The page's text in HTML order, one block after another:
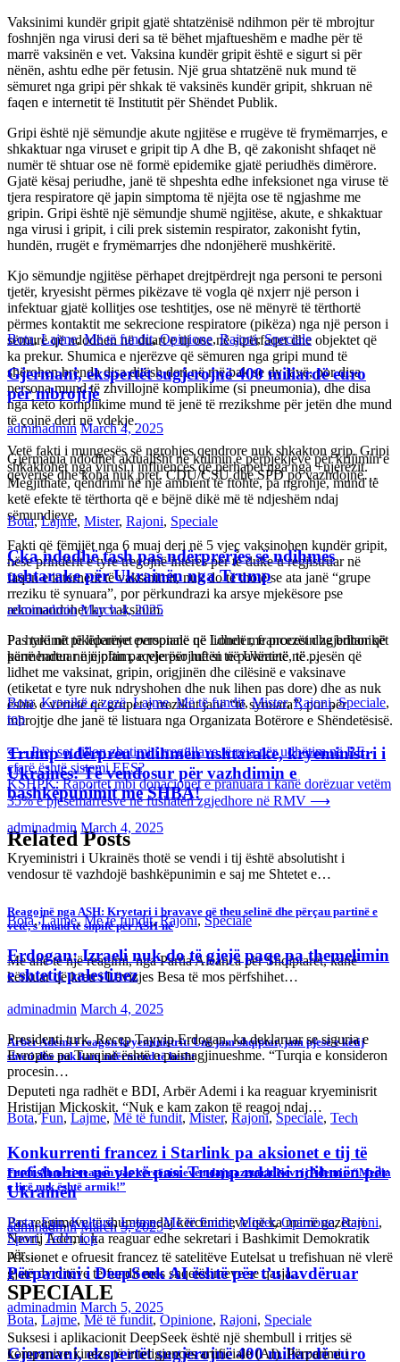
Vaksinimi kundër gripit gjatë shtatzënisë ndihmon për të mbrojtur
foshnjën nga virusi deri sa të bëhet mjaftueshëm e madhe për të
marrë vaksinën e vet. Vaksina kundër gripit është e sigurt si për
nënën, ashtu edhe për fetusin. Një grua shtatzënë nuk mund të
sëmuret nga gripi për shkak të vaksinës kundër gripit, shkruan në
faqen e internetit të Institutit për Shëndet Publik.
Gripi është një sëmundje akute ngjitëse e rrugëve të frymëmarrjes, e
shkaktuar nga viruset e gripit tip A dhe B, që zakonisht shfaqet në
numër të shtuar ose në formë epidemike gjatë periudhës dimërore.
Gjatë kësaj periudhe, janë të shpeshta edhe infeksionet nga viruse të
tjera respiratore që japin simptoma të njëjta ose të ngjashme me
gripin. Gripi është një sëmundje shumë ngjitëse, akute, e shkaktuar
nga virusi i gripit, i cili prek sistemin respirator, zakonisht fytin,
hundën, rrugët e frymëmarrjes dhe ndonjëherë mushkëritë.
Kjo sëmundje ngjitëse përhapet drejtpërdrejt nga personi te personi
tjetër, kryesisht përmes pikëzave të vogla që nxjerr një person i
infektuar gjatë kollitjes ose teshtitjes, ose në mënyrë të tërthortë
përmes kontaktit me sekrecione respiratore (pikëza) nga një person i
sëmurë që ndodhen në duart e tij ose në sipërfaqet dhe objektet që
ka prekur. Shumica e njerëzve që sëmuren nga gripi mund të
shërohen brenda disa ditësh deri në më pak se dy javë, por disa
persona mund të zhvillojnë komplikime (si pneumonia), dhe disa
nga këto komplikime mund të jenë të rrezikshme për jetën dhe mund
të çojnë deri në vdekje.
Vetë fakti i mungesës së ngrohjes qendrore nuk shkakton grip. Gripi
shkaktohet nga virusi i influencës që përhapet nga nga +njerëzit.
Megjithatë, qëndrimi në një ambient të ftohtë, pa ngrohje, mund të
ketë efekte të tërthorta që e bëjnë dikë më të ndjeshëm ndaj
sëmundjeve.
Fakti që fëmijët nga 6 muaj deri në 5 vjeç vaksinohen kundër gripit,
nëse prindërit e tyre tregojnë interes për të duke u regjistruar në
faqen e internetit të vaksinimit, nuk do të thotë se ata janë “grupe
rreziku të synuara”, por përkundrazi ka arsye mjekësore pse
rekomandohet ky vaksinim.
Pa hyrë në pikëpamjet personale që lidhen me procesin zgjedhor që
përmenden në njoftim, e vlerësojmë si të pavërtetë në pjesën që
lidhet me vaksinat, gripin, origjinën dhe cilësinë e vaksinave
(etiketat e tyre nuk ndryshohen dhe nuk lihen pas dore) dhe as nuk
është e vërtetë që grupet e rrezikut janë “të synuara”, por për
mbrojtje dhe janë të listuara nga Organizata Botërore e Shëndetësisë.
Post
navigation
⟵ Prej sot fillon zbatimi i rregullave të reja për udhëtim në BE,
çfarë është sistemi EES?
KSHPK: Raportet mbi donacionet e pranuara i kanë dorëzuar vetëm
35% e pjesëmarrësve në fushatën zgjedhore në RMV ⟶
Related Posts
Reagojnë nga ASH: Kryetari i bravave që theu selinë dhe përçau partinë e
vetë, s’mund të shpifë për ASH-në
Me anë të një reagimi, nga Partia Aleanca për Shqiptarët, kanë
kërkuar që kreu i Lëvizjes Besa të mos përfshihet…
Arbër Ademi i reagon kryeministrit: Unë jam shqiptar, jam pjesë e këtij
shteti dhe nuk kam ndërmend të hesht
Deputeti nga radhët e BDI, Arbër Ademi i ka reaguar kryeminisrit
Hristijan Mickoskit. “Nuk e kam zakon të reagoj ndaj…
Faton Ahmeti reagon pas kërcënimeve ndaj gazetarit Nevrij Ademit: “Media
e lirë nuk është armik!”
Pas reagimeve të shumta ndaj kërcënimeve që ka marrë gazetari
Nevrij Ademi, ka reaguar edhe sekretari i Bashkimit Demokratik
për…
SPECIALE
Bota,Lajme,Më të fundit,Opinione,Rajoni, Speciale
Gjermani, ekspertët sugjerojnë 400 miliardë euro
për mbrojtje
adminadmin March 4, 2025
Gjermania ndodhet aktualisht në kulmin e përpjekjeve për krijimin e
qeverisë dhe koha nuk pret. CDU/CSU dhe SPD po vazhdojnë…
Bota,Lajme,Mister,Rajoni,Speciale
Çka ndodhë tash pas ndërprerjes së ndihmës
ushtarake për Ukrainën nga Trump
adminadmin March 4, 2025
Pas takimit të liderëve evropianë në Londër, francezët dhe britanikët
kanë hartuar një plan paqeje për luftën në Ukrainë, të…
Bota, Kronikë e zezë ,Lajme ,Më të fundit
top
Trump ndërpreu ndihmën ushtarake, kryeministri i
Ukrainës: Të vendosur për vazhdimin e
bashkëpunimit me SHBA!
adminadmin March 4, 2025
Kryeministri i Ukrainës thotë se vendi i tij është absolutisht i
vendosur të vazhdojë bashkëpunimin e saj me Shtetet e…
Bota,Lajme ,Më të fundit,Rajoni,Speciale
Erdogan: Izraeli nuk do të gjejë paqe pa themelimin
e shtetit palestinez
adminadmin March 4, 2025
Presidenti turk, Recep Tayyip Erdogan, ka deklaruar se siguria e
Evropës pa Turqinë është e paimagjinueshme. “Turqia e konsideron
Më të fundit Mister ,Rajoni Tech
Konkurrenti francez i Starlink pa aksionet e tij të
trefishohen në vlerë pasi Trump ndaloi ndihmën për
Ukrainën
adminadmin March 5, 2025
Aksionet e ofruesit francez të satelitëve Eutelsat u trefishuan në vlerë
gjatë dy ditëve të fundit mes shqetësimeve se qasja…
Bota ,Lajme Më të fundit Opinione Rajoni Speciale
Gjermani, ekspertët sugjerojnë 400 miliardë euro
për mbrojtje
adminadmin March 4, 2025
Gjermania ndodhet aktualisht në kulmin e përpjekjeve për krijimin e
qeverisë dhe koha nuk pret. CDU/CSU dhe SPD po vazhdojnë…
Bota, Lajme, Mister,Rajoni,Speciale
Bota,Fun,
Sport,Tech, top
Përparimi i DeepSeek AI është për t’u lavdëruar
adminadmin March 5, 2025
Suksesi i aplikacionit DeepSeek është një shembull i rritjes së
kompanive kineze të inteligjencës artificiale (AI). Përparimi i
aplikacionit kinez…
Bota,Kulturë,Lajme,Më të fundit,Mister,Opinione,Rajoni,
Speciale,top,Uncategorized
Rend i ri, kërcënimet e Trump e kanë shkundur
Europën